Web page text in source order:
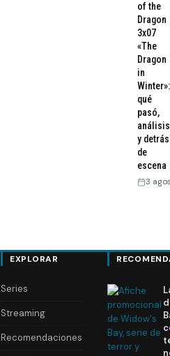
of the
Dragon
3x07
«The
Dragon
in
Winter»:
qué
pasó,
análisis
y detrás
de
escena
3
EXPLORAR
Series
Streaming
Recomendaciones